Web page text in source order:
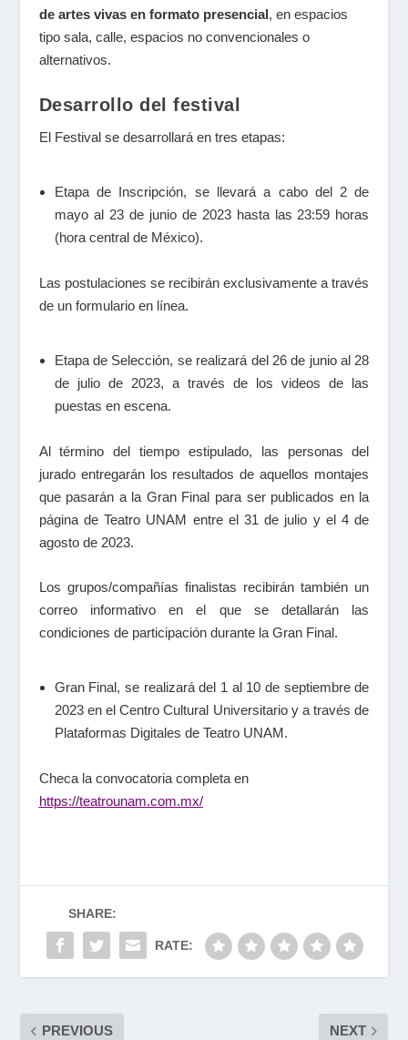
de artes vivas en formato presencial, en espacios
tipo sala, calle, espacios no convencionales o
alternativos.
Desarrollo del festival
El Festival se desarrollará en tres etapas:
Etapa de Inscripción, se llevará a cabo del 2 de
mayo al 23 de junio de 2023 hasta las 23:59 horas
(hora central de México).
Las postulaciones se recibirán exclusivamente a través
de un formulario en línea.
Etapa de Selección, se realizará del 26 de junio al 28
de julio de 2023, a través de los videos de las
puestas en escena.
Al término del tiempo estipulado, las personas del
jurado entregarán los resultados de aquellos montajes
que pasarán a la Gran Final para ser publicados en la
página de Teatro UNAM entre el 31 de julio y el 4 de
agosto de 2023.
Los grupos/compañías finalistas recibirán también un
correo informativo en el que se detallarán las
condiciones de participación durante la Gran Final.
Gran Final, se realizará del 1 al 10 de septiembre de
2023 en el Centro Cultural Universitario y a través de
Plataformas Digitales de Teatro UNAM.
Checa la convocatoria completa en
https://teatrounam.com.mx/
SHARE:
RATE:
PREVIOUS NEXT